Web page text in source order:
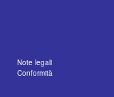
Note legali
Conformità